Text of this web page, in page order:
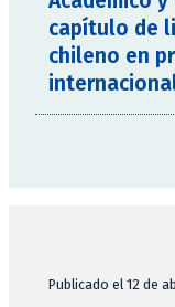
capítulo de
chileno en
Publicado el 12 de